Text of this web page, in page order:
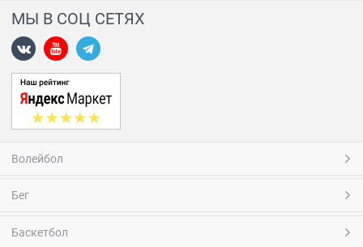
МЫ В СОЦ СЕТЯХ
Волейбол
Бег
Баскетбол